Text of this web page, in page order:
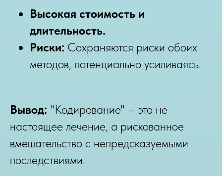
Высокая стоимость и
длительность.
Риски: Сохраняются риски обоих
методов, потенциально усиливаясь.
Вывод: "Кодирование" – это не
настоящее лечение, а рискованное
вмешательство с непредсказуемыми
последствиями.